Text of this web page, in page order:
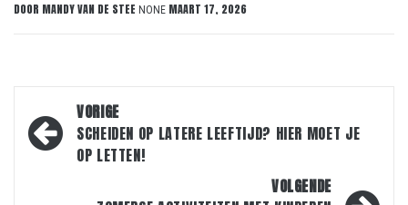
DOOR MANDY VAN DE STEE NONE MAART 17, 2026
Bericht
navigatie
VORIGE
SCHEIDEN OP LATERE LEEFTIJD? HIER MOET JE
OP LETTEN!
VOLGENDE